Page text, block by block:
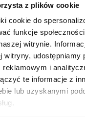
z plików cookie
cookie do
funkcje
witrynie.
witryny, udostępniamy
reklamowym i
te informacje z
lub uzyskanymi
048